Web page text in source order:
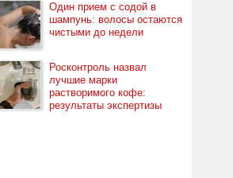
Один прием с содой в
шампунь: волосы остаются
чистыми до недели
Росконтроль назвал
лучшие марки
растворимого кофе:
результаты экспертизы